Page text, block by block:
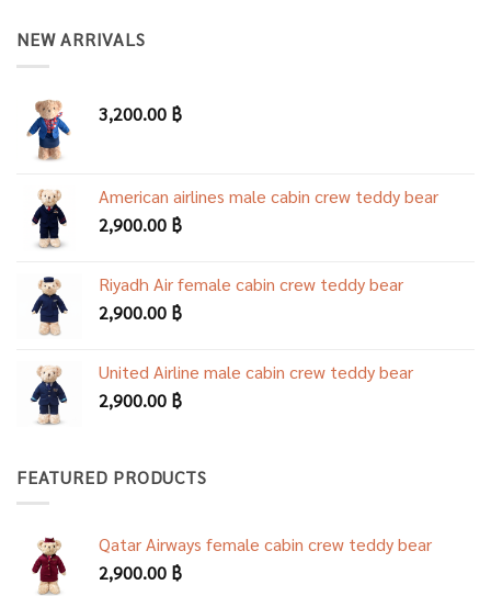
NEW ARRIVALS
3,200.00 ฿
American airlines male cabin crew teddy bear
2,900.00 ฿
Riyadh Air female cabin crew teddy bear
2,900.00 ฿
United Airline male cabin crew teddy bear
2,900.00 ฿
FEATURED PRODUCTS
Qatar Airways female cabin crew teddy bear
2,900.00 ฿